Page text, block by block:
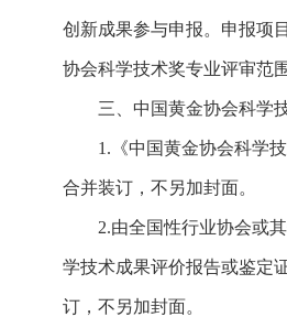
创新成果参与申报。申报项
协会科学技术奖专业评审范
三、中国黄金协会科学
1.《中国黄金协会科学
合并装订，不另加封面。
2.由全国性行业协会或
学技术成果评价报告或鉴定
订，不另加封面。